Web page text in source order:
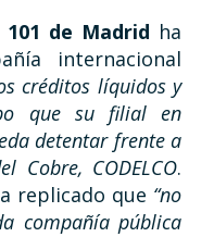
101 de Madrid ha
internacional
créditos líquidos y
que su filial en
detentar frente a
Cobre, CODELCO.
replicado que “no
compañía pública